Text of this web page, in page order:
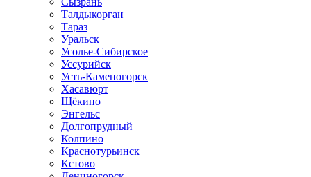
Талдыкорган
Тараз
Уральск
Усолье-Сибирское
Уссурийск
Усть-Каменогорск
Хасавюрт
Щёкино
Энгельс
Долгопрудный
Колпино
Краснотурьинск
Кстово